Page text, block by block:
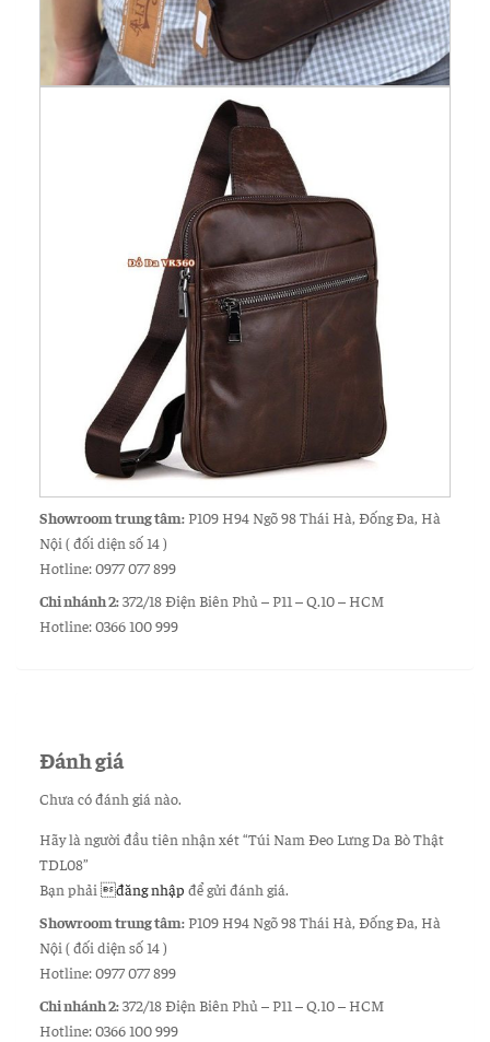
Showroom trung tâm:P109 H94 Ngõ 98 Thái Hà, Đống Đa, Hà
Nội ( đối diện số 14 )
Hotline: 0977 077 899
Chi nhánh 2:372/18 Điện Biên Phủ – P11 – Q.10 – HCM
Hotline: 0366 100 999
Đánh giá
Chưa có đánh giá nào.
Hãy là người đầu tiên nhận xét “Túi Nam Đeo Lưng Da Bò Thật
TDL08”
Bạn phải đăng nhập để gửi đánh giá.
Showroom trung tâm:P109 H94 Ngõ 98 Thái Hà, Đống Đa, Hà
Nội ( đối diện số 14 )
Hotline: 0977 077 899
Chi nhánh 2:372/18 Điện Biên Phủ – P11 – Q.10 – HCM
Hotline: 0366 100 999